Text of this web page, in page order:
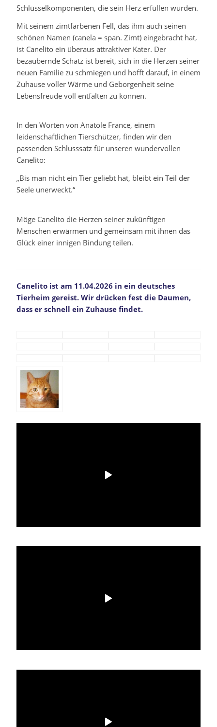
Schlüsselkomponenten, die sein Herz erfüllen würden.
Mit seinem zimtfarbenen Fell, das ihm auch seinen
schönen Namen (canela = span. Zimt) eingebracht hat,
ist Canelito ein überaus attraktiver Kater. Der
bezaubernde Schatz ist bereit, sich in die Herzen seiner
neuen Familie zu schmiegen und hofft darauf, in einem
Zuhause voller Wärme und Geborgenheit seine
Lebensfreude voll entfalten zu können.
In den Worten von Anatole France, einem
leidenschaftlichen Tierschützer, finden wir den
passenden Schlusssatz für unseren wundervollen
Canelito:
„Bis man nicht ein Tier geliebt hat, bleibt ein Teil der
Seele unerweckt.“
Möge Canelito die Herzen seiner zukünftigen
Menschen erwärmen und gemeinsam mit ihnen das
Glück einer innigen Bindung teilen.
Canelito ist am 11.04.2026 in ein deutsches
Tierheim gereist. Wir drücken fest die Daumen,
dass er schnell ein Zuhause findet.